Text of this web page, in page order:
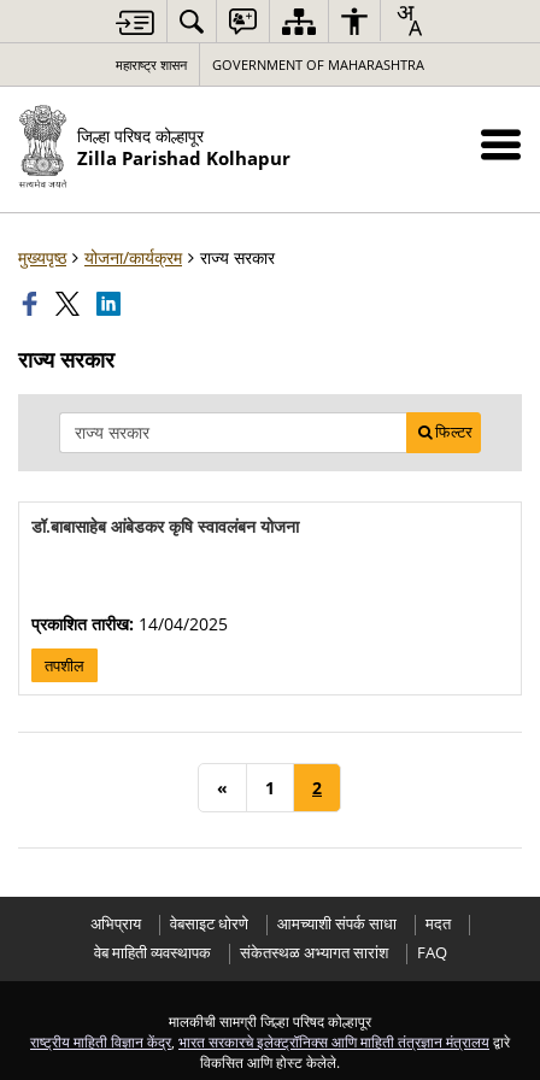
महाराष्ट्र शासन GOVERNMENT OF MAHARASHTRA
जिल्हा परिषद कोल्हापूर
Zilla Parishad Kolhapur
मुख्यपृष्ठ योजना/कार्यक्रम राज्य सरकार
राज्य सरकार
फिल्टर
डॉ.बाबासाहेब आंबेडकर कृषि स्वावलंबन योजना
प्रकाशित तारीख: 14/04/2025
तपशील
« 1 2
अभिप्राय वेबसाइट धोरणे आमच्याशी संपर्क साधा
मदत
वेब माहिती व्यवस्थापक
संकेतस्थळ अभ्यागत सारांश FAQ
मालकीची सामग्री जिल्हा परिषद कोल्हापूर
राष्ट्रीय माहिती विज्ञान केंद्र, भारत सरकारचे इलेक्ट्रॉनिक्स आणि माहिती तंत्रज्ञान मंत्रालयद्वारे
विकसित आणि होस्ट केलेले.